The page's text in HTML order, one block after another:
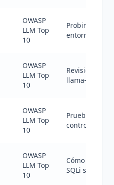
OWASP
LLM Top
10
Probing
entorno y
OWASP
LLM Top
10
Revisión de
llama-index,
OWASP
LLM Top
10
Pruebas de
controles de
OWASP
LLM Top
10
Cómo el
SQLi si